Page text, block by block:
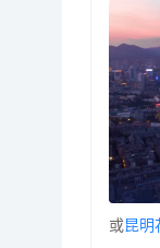
或昆明